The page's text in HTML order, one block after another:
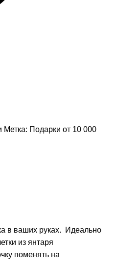
Метка: Подарки от 10 000
в ваших руках. Идеально
из янтаря
поменять на